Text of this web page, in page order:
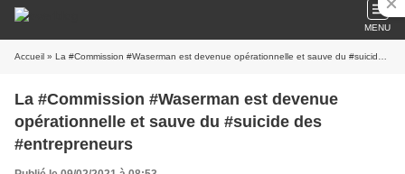
MENU
Accueil » La #Commission #Waserman est devenue opérationnelle et sauve du #suicide des #entrepreneurs
La #Commission #Waserman est devenue
opérationnelle et sauve du #suicide des
#entrepreneurs